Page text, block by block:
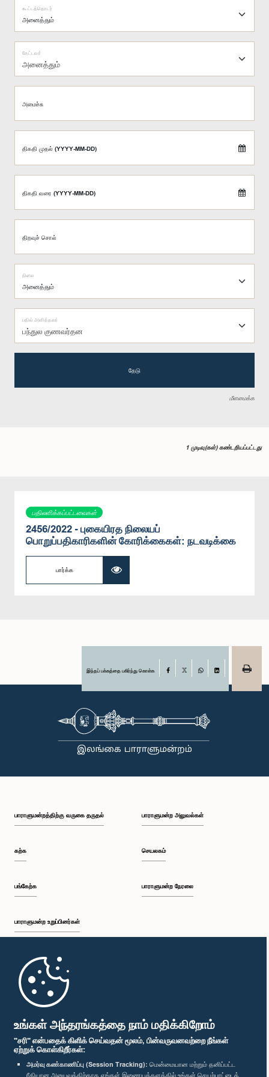
உங்கள் அந்தரங்கத்தை நாம் மதிக்கிறோம்
"சரி" என்பதைக் கிளிக் செய்வதன் மூலம், பின்வருவனவற்றை நீங்கள்
ஏற்றுக் கொள்கிறீர்கள்:
அமர்வு கண்காணிப்பு (Session Tracking): மென்மையான மற்றும் தனிப்பட்ட
ரீதியான அனுபவத்திற்காக எங்கள் இணையத்தளத்தில் உங்கள் செயற்பாட்டைக்
கூட்டத்தொடர்
அனைத்தும்
கேட்டவர்
அமைச்சு
திகதி முதல் (YYYY-MM-DD)
திகதி வரை (YYYY-MM-DD)
திறவுச் சொல்
நிலை
பந்துல குணவர்தன
பதில் அளித்தவர்
தேடு
மீளமைக்க
1 முடிவு(கள்) கண்டறியப்பட்டது
பதிலளிக்கப்பட்டவைகள்
2456/2022 - புகையிரத நிலையப்
பொறுப்பதிகாரிகளின் கோரிக்கைகள்: நடவடிக்கை
பார்க்க
இந்தப் பக்கத்தை பகிர்ந்து கொள்க Facebook
பாராளுமன்றத்திற்கு வருகை தருதல்
கற்க
பங்கேற்க
பாராளுமன்ற உறுப்பினர்கள்
முதற்பக்கம்
பாராளுமன்ற அலுவல்கள்
செயலகம்
பாராளுமன்ற நேரலை
பாராளுமன்ற கையடக்க செயலி